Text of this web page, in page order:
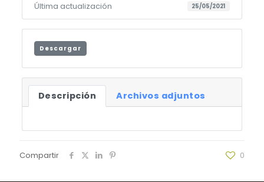
Última actualización 25/05/2021
Descargar
Descripción Archivos adjuntos
Compartir 0